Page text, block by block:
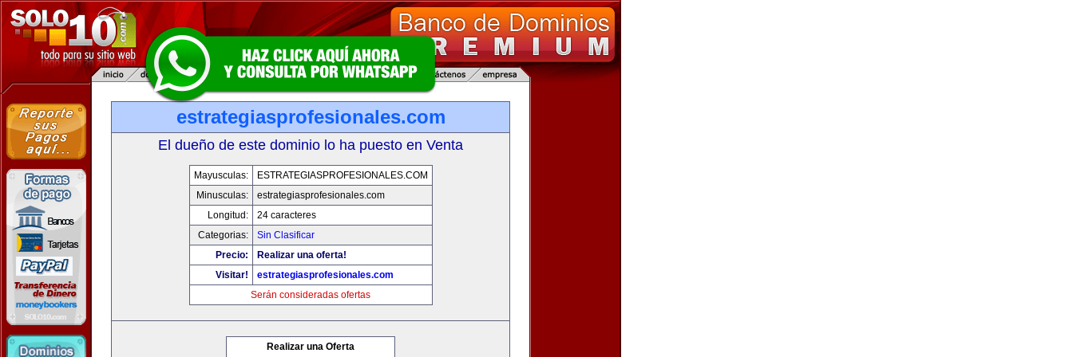
estrategiasprofesionales.com
El dueño de este dominio lo ha puesto en Venta
Mayusculas:
ESTRATEGIASPROFESIONALES.COM
Minusculas:
estrategiasprofesionales.com
Longitud:
24 caracteres
Categorias:
Sin Clasificar
Precio:
Realizar una oferta!
Visitar!
estrategiasprofesionales.com
Serán consideradas ofertas
Realizar una Oferta